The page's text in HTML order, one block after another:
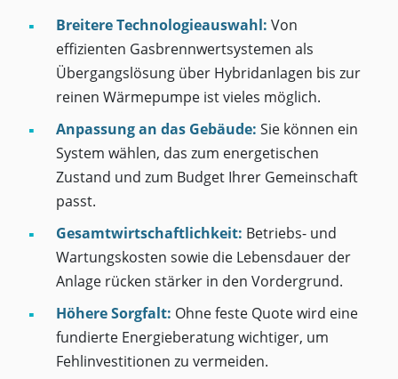
Breitere Technologieauswahl: Von
effizienten Gasbrennwertsystemen als
Übergangslösung über Hybridanlagen bis zur
reinen Wärmepumpe ist vieles möglich.
Anpassung an das Gebäude: Sie können ein
System wählen, das zum energetischen
Zustand und zum Budget Ihrer Gemeinschaft
passt.
Gesamtwirtschaftlichkeit: Betriebs- und
Wartungskosten sowie die Lebensdauer der
Anlage rücken stärker in den Vordergrund.
Höhere Sorgfalt: Ohne feste Quote wird eine
fundierte Energieberatung wichtiger, um
Fehlinvestitionen zu vermeiden.